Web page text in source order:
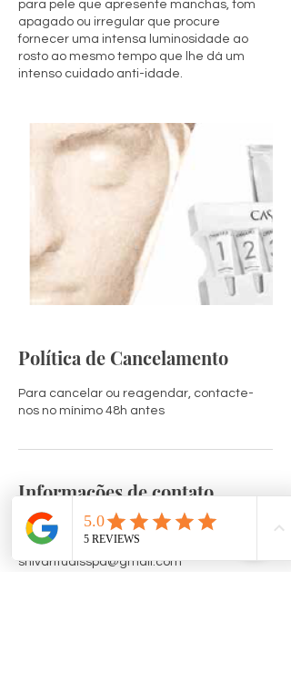
para pele que apresente manchas, tom
apagado ou irregular que procure
fornecer uma intensa luminosidade ao
rosto ao mesmo tempo que lhe dá um
intenso cuidado anti-idade.
Política de Cancelamento
Para cancelar ou reagendar, contacte-
nos no mínimo 48h antes
Informações de contato
Rua de São Félix no12, Ericeira, Portugal
968856209
shivaritualsspa@gmail.com